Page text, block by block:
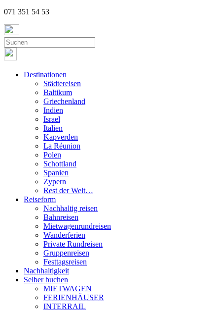
071 351 54 53
Destinationen
Städtereisen
Baltikum
Griechenland
Indien
Israel
Italien
Kapverden
La Réunion
Polen
Schottland
Spanien
Zypern
Rest der Welt…
Reiseform
Nachhaltig reisen
Bahnreisen
Mietwagenrundreisen
Wanderferien
Private Rundreisen
Gruppenreisen
Festtagsreisen
Nachhaltigkeit
Selber buchen
MIETWAGEN
FERIENHÄUSER
INTERRAIL